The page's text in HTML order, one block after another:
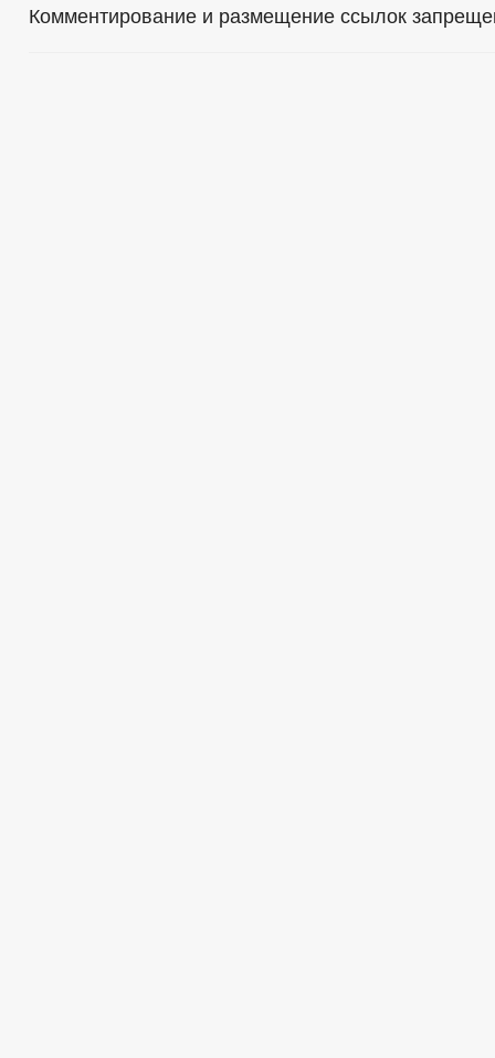
Комментирование и размещение ссылок